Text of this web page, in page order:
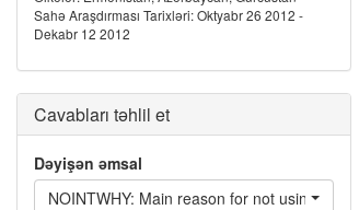
Sahə Araşdırması Tarixləri: Oktyabr 26 2012 -
Dekabr 12 2012
Cavabları təhlil et
Dəyişən əmsal
NOINTWHY: Main reason for not using